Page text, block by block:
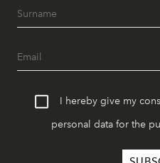
I hereby give my
personal data for the